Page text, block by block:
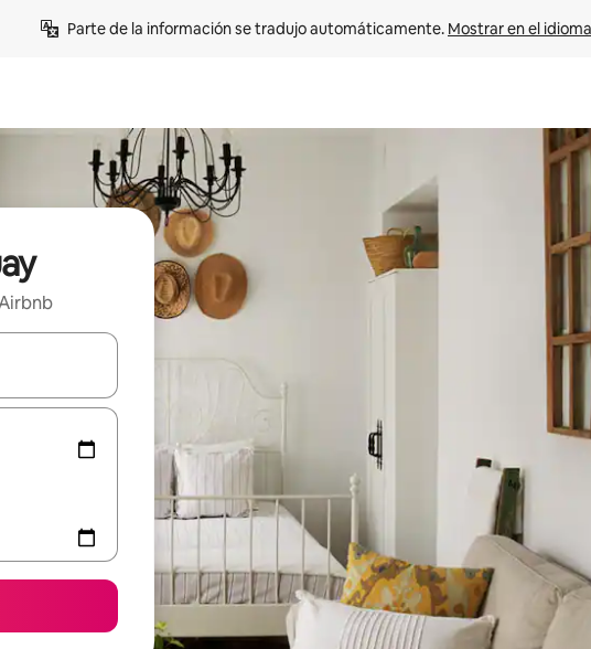
Parte de la información se tradujo automáticamente. Mostrar en el
navega con las teclas de flecha hacia arriba y hacia abajo o explora con el